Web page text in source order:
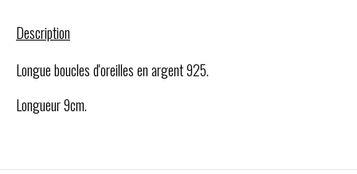
Description
Longue boucles d'oreilles en argent 925.
Longueur 9cm.